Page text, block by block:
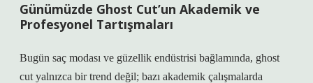
Günümüzde Ghost Cut’un Akademik ve
Profesyonel Tartışmaları
Bugün saç modası ve güzellik endüstrisi bağlamında, ghost
cut yalnızca bir trend değil; bazı akademik çalışmalarda